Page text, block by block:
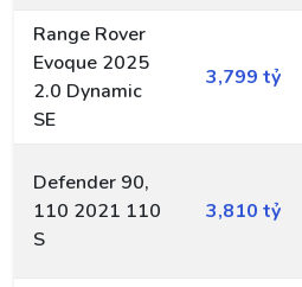
Range Rover
Evoque 2025
2.0 Dynamic
SE
3,799 tỷ
Defender 90,
110 2021 110
S
3,810 tỷ